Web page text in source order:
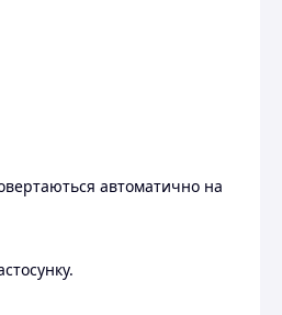
автоматично на